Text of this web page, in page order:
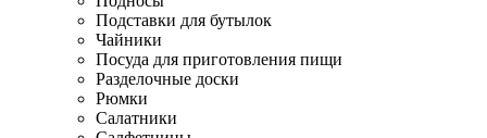
Подставки для бутылок
Чайники
Посуда для приготовления пищи
Разделочные доски
Рюмки
Салатники